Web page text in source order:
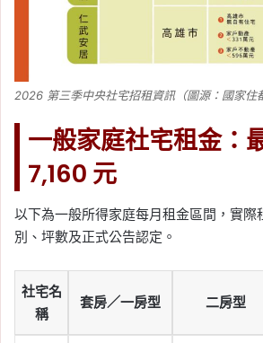
2026 第三季中央社宅招租資訊（圖源：國家住
一般家庭社宅租金：
7,160 元
以下為一般所得家庭每月租金區間，實際
別、坪數及正式公告認定。
社宅名
稱
套房／一房型 二房型